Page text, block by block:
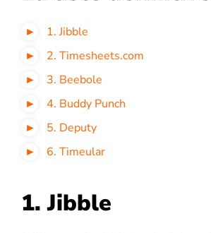
1. Jibble
2. Timesheets.com
3. Beebole
4. Buddy Punch
5. Deputy
6. Timeular
1. Jibble